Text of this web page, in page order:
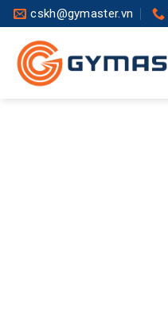
Skip
to
content
cskh@gymaster.vn